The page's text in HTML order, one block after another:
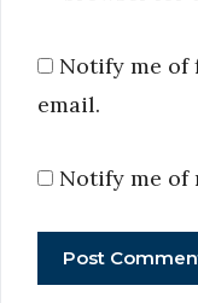
Notify me of
email.
Notify me of